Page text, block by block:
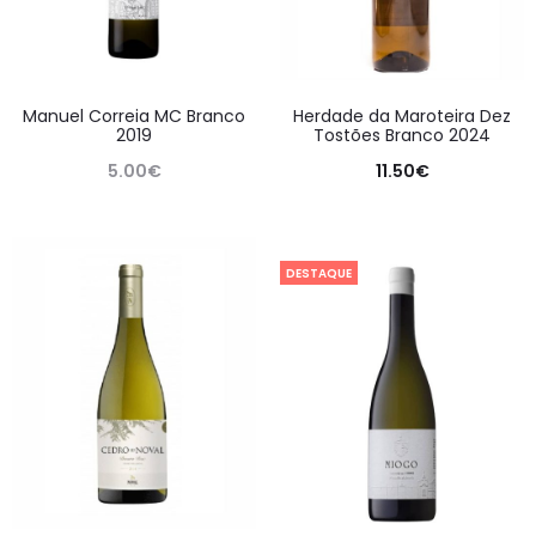
Manuel Correia MC Branco
2019
5.00€
Herdade da Maroteira Dez
Tostões Branco 2024
11.50€
DESTAQUE